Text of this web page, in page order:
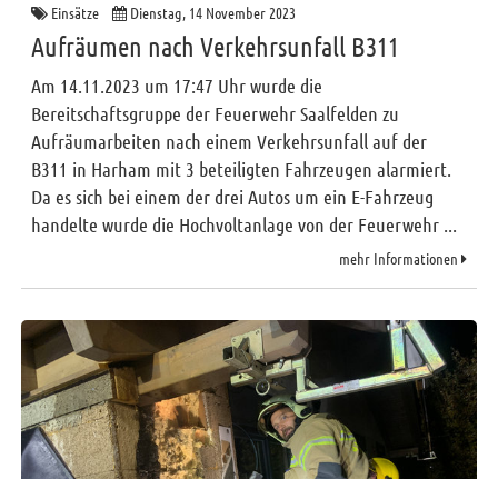
Einsätze Dienstag, 14 November 2023
Aufräumen nach Verkehrsunfall B311
Am 14.11.2023 um 17:47 Uhr wurde die
Bereitschaftsgruppe der Feuerwehr Saalfelden zu
Aufräumarbeiten nach einem Verkehrsunfall auf der
B311 in Harham mit 3 beteiligten Fahrzeugen alarmiert.
Da es sich bei einem der drei Autos um ein E-Fahrzeug
handelte wurde die Hochvoltanlage von der Feuerwehr ...
mehr Informationen